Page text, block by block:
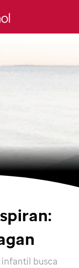
infantil busca